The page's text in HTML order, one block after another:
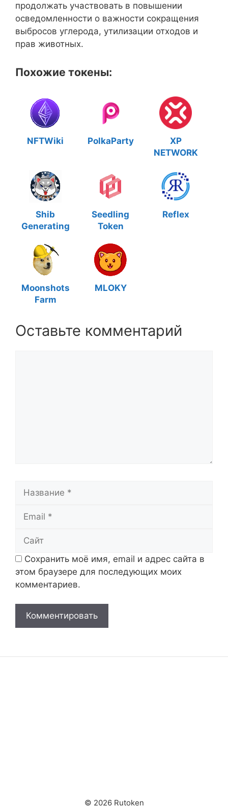
продолжать участвовать в повышении
осведомленности о важности сокращения
выбросов углерода, утилизации отходов и
прав животных.
Похожие токены:
NFTWiki PolkaParty
XP
NETWORK
Shib
Generating
Seedling
Token
Reflex
Moonshots
Farm
MLOKY
Оставьте комментарий
Сохранить моё имя, email и адрес сайта в
этом браузере для последующих моих
комментариев.
© 2026 Rutoken